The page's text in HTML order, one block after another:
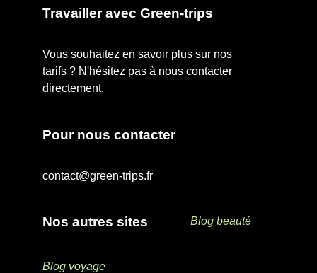
Travailler avec Green-trips
Vous souhaitez en savoir plus sur nos
tarifs ? N'hésitez pas à nous contacter
directement.
Pour nous contacter
contact@green-trips.fr
Nos autres sites Blog beauté
Blog voyage